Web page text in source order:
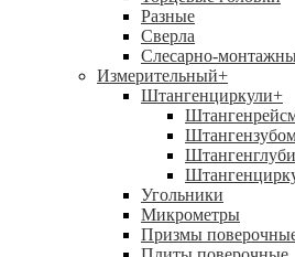
Разные
Сверла
Слесарно-
Измерительный+
Штангенциркули+
Угольники
Микрометры
Призмы